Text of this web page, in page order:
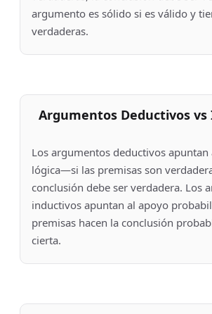
argumento es sólido si es válido y
verdaderas.
Argumentos Deductivos
Los argumentos deductivos apuntan
lógica—si las premisas son
conclusión debe ser verdadera. Los
inductivos apuntan al apoyo
premisas hacen la conclusión
cierta.